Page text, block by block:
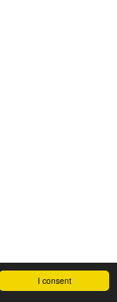
I consent